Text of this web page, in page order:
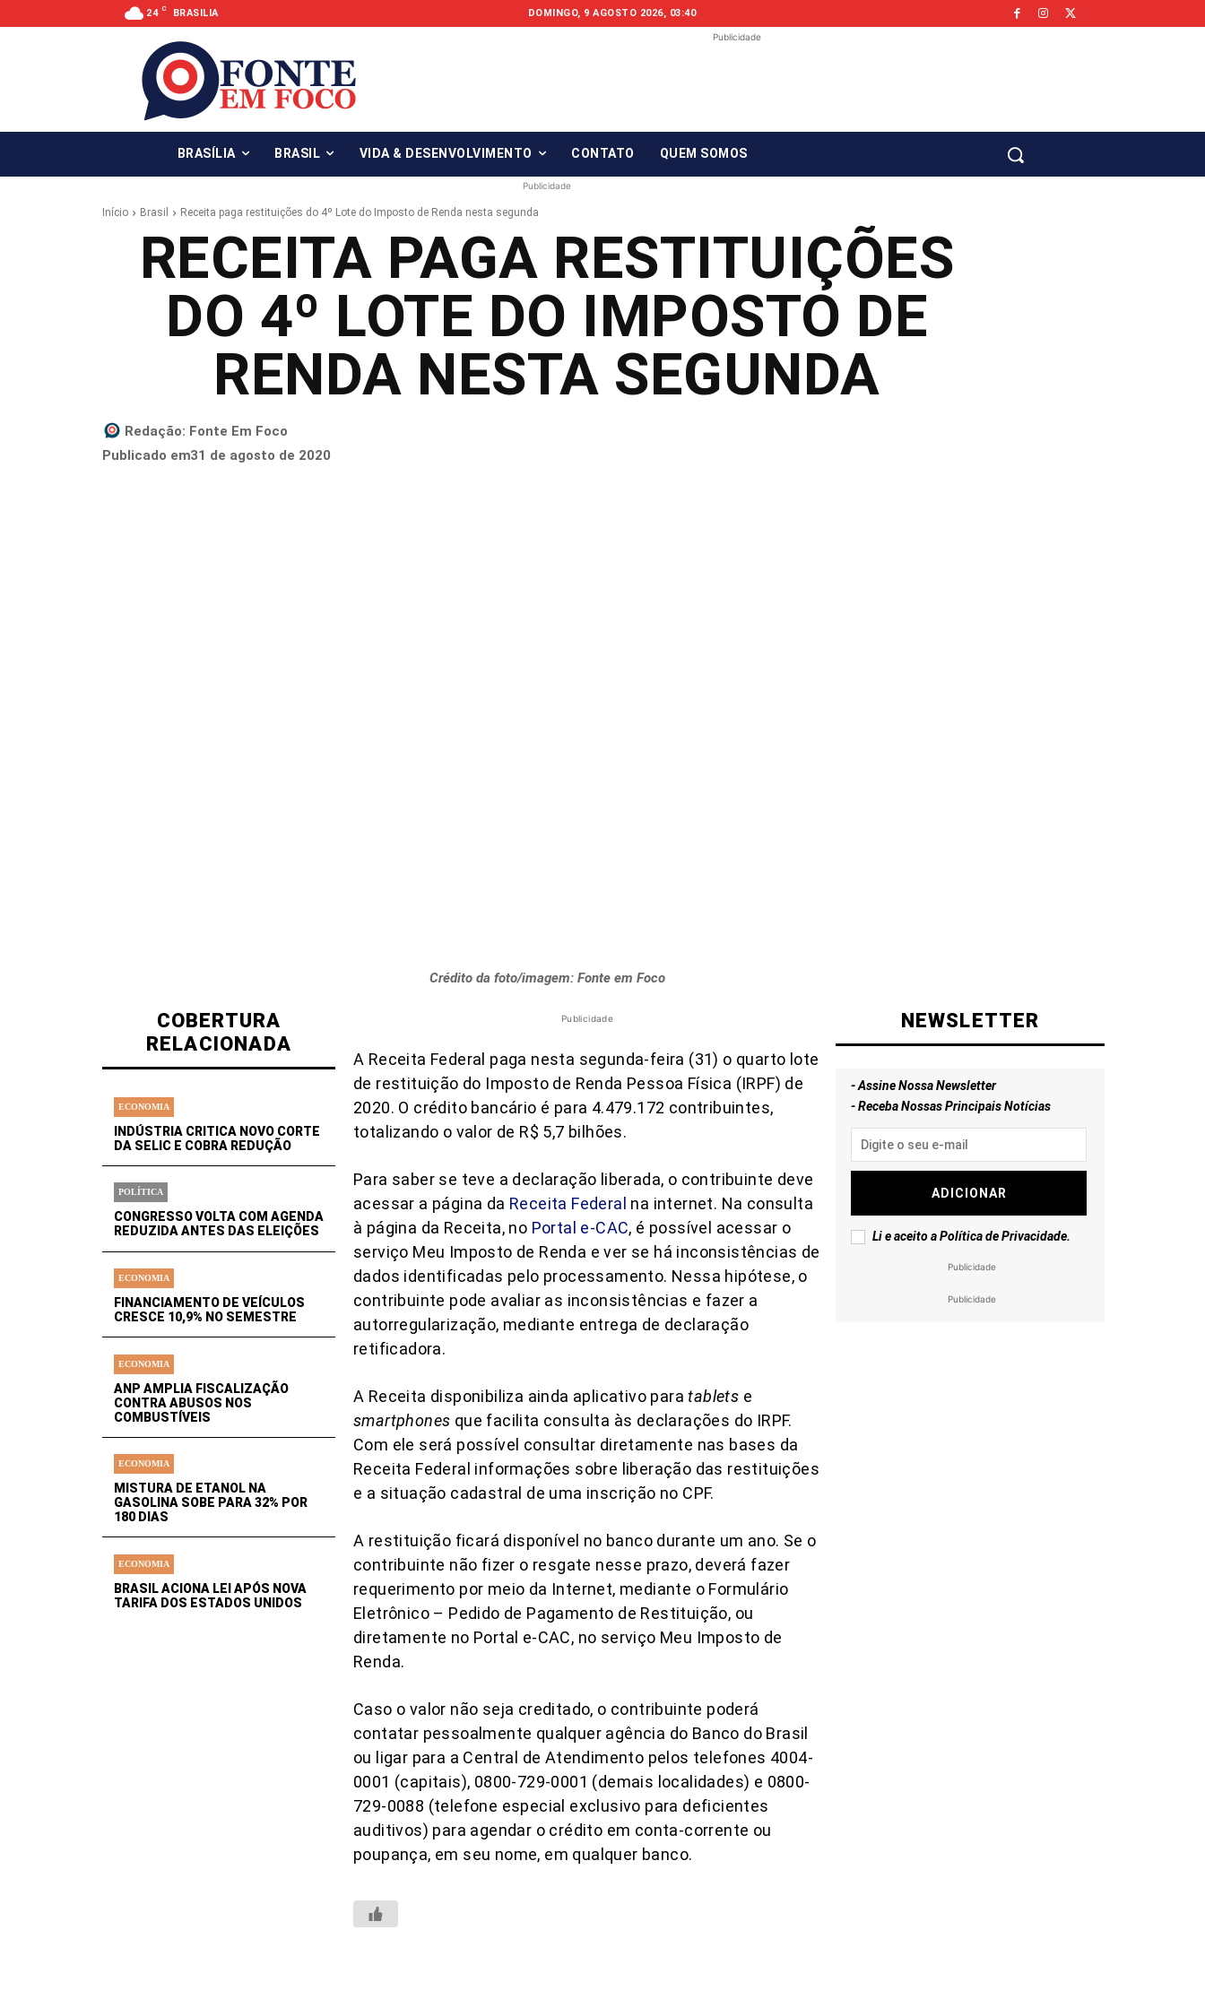
24 C BRASILIA DOMINGO, 9 AGOSTO 2026, 03:40
Publicidade
BRASÍLIA BRASIL VIDA & DESENVOLVIMENTO CONTATO QUEM SOMOS
Publicidade
Início Brasil Receita paga restituições do 4º Lote do Imposto de Renda nesta segunda
RECEITA PAGA RESTITUIÇÕES
DO 4º LOTE DO IMPOSTO DE
RENDA NESTA SEGUNDA
Redação: Fonte Em Foco
Publicado em31 de agosto de 2020
Crédito da foto/imagem: Fonte em Foco
COBERTURA
RELACIONADA
ECONOMIA
INDÚSTRIA CRITICA NOVO CORTE
DA SELIC E COBRA REDUÇÃO
POLÍTICA
CONGRESSO VOLTA COM AGENDA
REDUZIDA ANTES DAS ELEIÇÕES
ECONOMIA
FINANCIAMENTO DE VEÍCULOS
CRESCE 10,9% NO SEMESTRE
ECONOMIA
ANP AMPLIA FISCALIZAÇÃO
CONTRA ABUSOS NOS
COMBUSTÍVEIS
ECONOMIA
MISTURA DE ETANOL NA
GASOLINA SOBE PARA 32% POR
180 DIAS
ECONOMIA
BRASIL ACIONA LEI APÓS NOVA
TARIFA DOS ESTADOS UNIDOS
Publicidade
A Receita Federal paga nesta segunda-feira (31) o quarto lote
de restituição do Imposto de Renda Pessoa Física (IRPF) de
2020. O crédito bancário é para 4.479.172 contribuintes,
totalizando o valor de R$ 5,7 bilhões.
Para saber se teve a declaração liberada, o contribuinte deve
acessar a página da Receita Federal na internet. Na consulta
à página da Receita, no Portal e-CAC, é possível acessar o
serviço Meu Imposto de Renda e ver se há inconsistências de
dados identificadas pelo processamento. Nessa hipótese, o
contribuinte pode avaliar as inconsistências e fazer a
autorregularização, mediante entrega de declaração
retificadora.
A Receita disponibiliza ainda aplicativo paratablets e
smartphones que facilita consulta às declarações do IRPF.
Com ele será possível consultar diretamente nas bases da
Receita Federal informações sobre liberação das restituições
e a situação cadastral de uma inscrição no CPF.
A restituição ficará disponível no banco durante um ano. Se o
contribuinte não fizer o resgate nesse prazo, deverá fazer
requerimento por meio da Internet, mediante o Formulário
Eletrônico – Pedido de Pagamento de Restituição, ou
diretamente no Portal e-CAC, no serviço Meu Imposto de
Renda.
Caso o valor não seja creditado, o contribuinte poderá
contatar pessoalmente qualquer agência do Banco do Brasil
ou ligar para a Central de Atendimento pelos telefones 4004-
0001 (capitais), 0800-729-0001 (demais localidades) e 0800-
729-0088 (telefone especial exclusivo para deficientes
auditivos) para agendar o crédito em conta-corrente ou
poupança, em seu nome, em qualquer banco.
NEWSLETTER
- Assine Nossa Newsletter
- Receba Nossas Principais Notícias
ADICIONAR
Li e aceito aPolítica de Privacidade.
Publicidade
Publicidade